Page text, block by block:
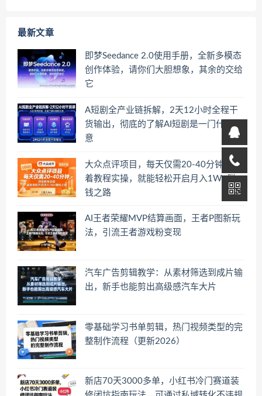
最新文章
即梦Seedance 2.0使用手册，全新多模态
创作体验，请你们大胆想象，其余的交给
它
A短剧全产业链拆解，2天12小时全程干
货输出，彻底的了解AI短剧是一门什么生
意
大众点评项目，每天仅需20-40分钟，跟
着教程实操，就能轻松开启月入1W+賺
钱之路
AI王者荣耀MVP结算画面，王者P图新玩
法，引流王者游戏粉变现
汽车广告剪辑教学：从素材筛选到成片输
出，新手也能剪出高级感汽车大片
零基础学习书单剪辑，热门视频类型的完
整制作流程（更新2026）
新店70天3000多单，小红书冷门赛道装